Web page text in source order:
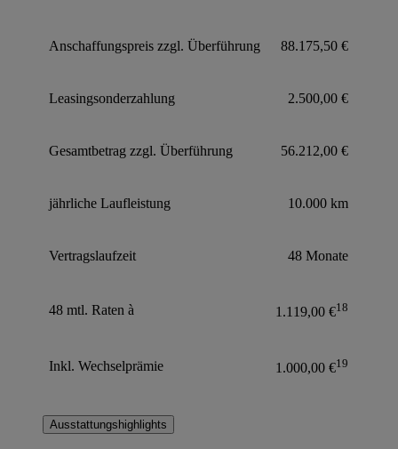
Anschaffungspreis zzgl. Überführung 88.175,50 €
Leasingsonderzahlung 2.500,00 €
Gesamtbetrag zzgl. Überführung 56.212,00 €
jährliche Laufleistung 10.000 km
Vertragslaufzeit 48 Monate
48 mtl. Raten à 1.119,00 €18
Inkl. Wechselprämie 1.000,00 €19
Ausstattungshighlights